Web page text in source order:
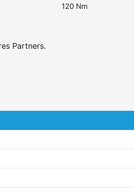
120 Nm
Partners.